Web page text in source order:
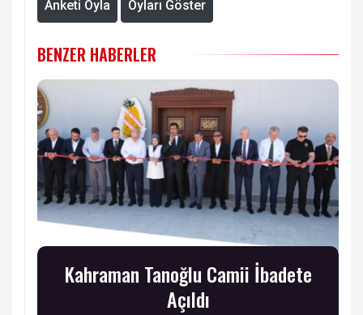
Anketi Oyla Oyları Göster
BENZER HABERLER
Kahraman Tanoğlu Camii İbadete
Açıldı